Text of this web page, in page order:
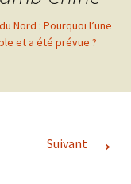
Nord : Pourquoi l’une
et a été prévue ?
Suivant →